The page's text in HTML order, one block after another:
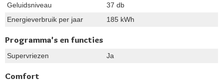
Geluidsniveau
37 db
Energieverbruik per jaar
185 kWh
Programma's en functies
Supervriezen Ja
Comfort